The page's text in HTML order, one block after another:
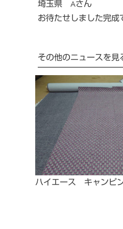
埼玉県 Aさん
お待たせしました完成
その他のニュースを見
ハイエース キャンピ